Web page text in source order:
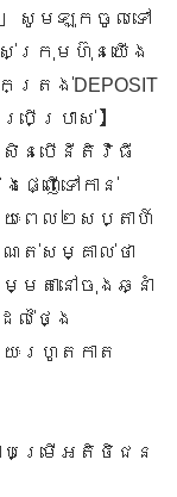
」 សូមឡុកចូលទៅ
ស់ក្រុមហ៊ុនយើង
ត្រង់DEPOSIT
ើប្រាស់】
នបើនីតិវិធី
ផ្ញើទៅកាន់
ៈពេល២សប្តាហ៍
សម្គាល់ថា
ម្មតានៅចុងឆ្នាំ
ល់ថ្ងៃ
រហូតកាត
បម្រើអតិថិជន